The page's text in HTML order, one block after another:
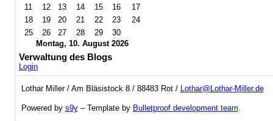
Montag, 10. August 2026
11
12 13 14 15 16
17
18
19 20 21 22 23
24
25
26 27 28 29 30
Verwaltung des Blogs
Login
Lothar Miller / Am Bläsistock 8 / 88483 Rot / Lothar@Lothar-Miller.de
Powered by s9y– Template by Bulletproof development team.